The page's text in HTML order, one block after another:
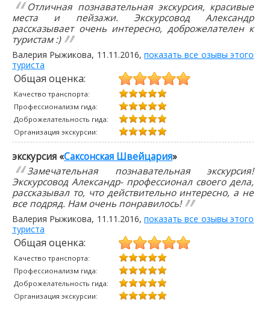
Отличная познавательная экскурсия, красивые
места и пейзажи. Экскурсовод Александр
рассказывает очень интересно, доброжелателен к
туристам :)
Валерия Рыжикова, 11.11.2016,показать все озывы этого
туриста
Общая оценка:
Качество транспорта:
Профессионализм гида:
Доброжелательность гида:
Организация экскурсии:
экскурсия «Саксонская Швейцария»
Замечательная познавательная экскурсия!
Экскурсовод Александр- профессионал своего дела,
рассказывал то, что действительно интересно, а не
все подряд. Нам очень понравилось!
Валерия Рыжикова, 11.11.2016,показать все озывы этого
туриста
Общая оценка:
Качество транспорта:
Профессионализм гида:
Доброжелательность гида:
Организация экскурсии: